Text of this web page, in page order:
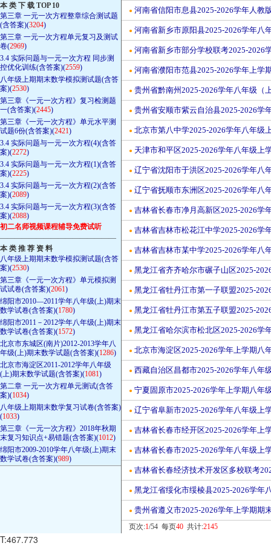
本 类 下 载 TOP 10
第三章 一元一次方程整章综合测试题
(含答案)(3204)
第三章 一元一次方程单元复习及测试
卷(2969)
3.4 实际问题与一元一次方程 同步测
控优化训练(含答案)(2559)
八年级上期期末数学模拟测试题(含答
案)(2530)
第三章《一元一次方程》复习检测题
一(含答案)(2445)
第三章《一元一次方程》单元水平测
试题6份(含答案)(2421)
3.4 实际问题与一元一次方程(4)(含答
案)(2272)
3.4 实际问题与一元一次方程(1)(含答
案)(2225)
3.4 实际问题与一元一次方程(2)(含答
案)(2089)
3.4 实际问题与一元一次方程(3)(含答
案)(2088)
初二名师视频课程辅导免费试听
————————————————
本 类 推 荐 资 料
八年级上期期末数学模拟测试题(含答
案)(2530)
第三章《一元一次方程》单元模拟测
试试卷(含答案)(2061)
绵阳市2010—2011学年八年级(上)期末
数学试卷(含答案)(1780)
绵阳市2011－2012学年八年级(上)期末
数学试卷(含答案)(1572)
北京市东城区(南片)2012-2013学年八
年级(上)期末数学试题(含答案)(1286)
北京市海淀区2011-2012学年八年级
(上)期末数学试题(含答案)(1081)
第二章 一元一次方程单元测试(含答
案)(1034)
八年级上期期末数学复习试卷(含答案)
(1033)
第三章《一元一次方程》2018年秋期
末复习知识点+易错题(含答案)(1012)
绵阳市2009-2010学年八年级(上)期末
数学试卷(含答案)(989)
● 河南省信阳市息县2025-2026学年人教
● 河南省新乡市原阳县2025-2026学年八
● 河南省新乡市部分学校联考2025-2026
● 河南省濮阳市范县2025-2026学年上学
● 贵州省黔南州2025-2026学年八年级（
● 贵州省安顺市紫云自治县2025-2026学
● 北京市第八中学2025-2026学年八年级
● 天津市和平区2025-2026学年八年级上
● 辽宁省沈阳市于洪区2025-2026学年八
● 辽宁省抚顺市东洲区2025-2026学年八
● 吉林省长春市净月高新区2025-2026学
● 吉林省吉林市松花江中学2025-2026学
● 吉林省吉林市某中学2025-2026学年八
● 黑龙江省齐齐哈尔市碾子山区2025-
● 黑龙江省牡丹江市第一子联盟2025-
● 黑龙江省牡丹江市第五子联盟2025-
● 黑龙江省哈尔滨市松北区2025-2026学
● 北京市海淀区2025-2026学年上学期八
● 西藏自治区昌都市2025-2026学年八年
● 宁夏固原市2025-2026学年上学期八年
● 辽宁省阜新市2025-2026学年八年级上
● 吉林省长春市经开区2025-2026学年上
● 吉林省长春市2025-2026学年八年级上
● 吉林省长春经济技术开发区多校联考
● 黑龙江省绥化市绥棱县2025-2026学年
● 贵州省遵义市2025-2026学年上学期期
页次:1/54 每页40 共计:2145
T:467.773